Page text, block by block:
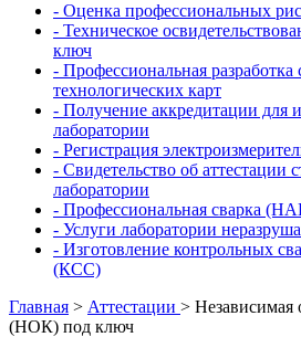
- Оценка профессиональных
- Техническое
ключ
- Профессиональная разработка
технологических карт
- Получение аккредитации для
лаборатории
- Регистрация
- Свидетельство об аттестации
лаборатории
- Профессиональная сварка
- Услуги лаборатории
- Изготовление контрольных
(КСС)
Главная > Аттестации > Независимая
(НОК) под ключ